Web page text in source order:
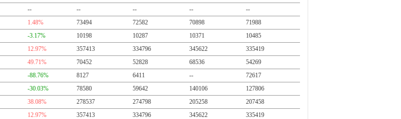
-- -- -- --
--
1.48% 73494 72582 70898
71988
-3.17% 10198 10287 10371
10485
12.97% 357413 334796 345622
335419
49.71% 70452 52828 68536
54269
-88.76% 8127 6411 --
72617
-30.03% 78580 59642 140106
127806
38.08% 278537 274798 205258
207458
12.97% 357413 334796 345622
335419